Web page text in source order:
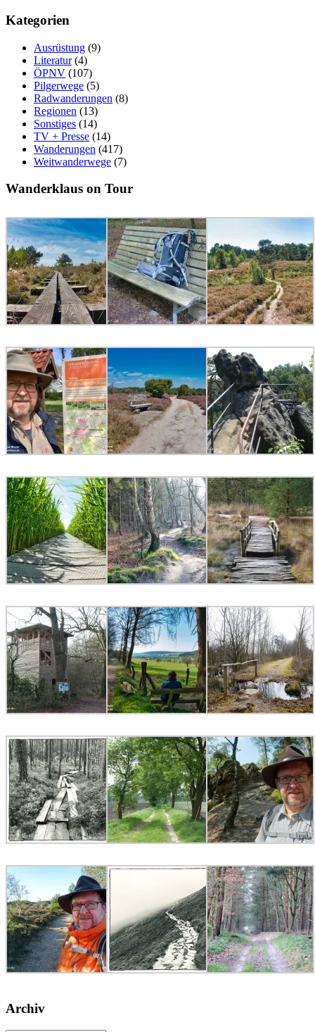
Kategorien
Ausrüstung (9)
Literatur(4)
ÖPNV (107)
Pilgerwege (5)
Radwanderungen (8)
Regionen (13)
Sonstiges (14)
TV + Presse (14)
Wanderungen (417)
Weitwanderwege (7)
Wanderklaus on Tour
Archiv